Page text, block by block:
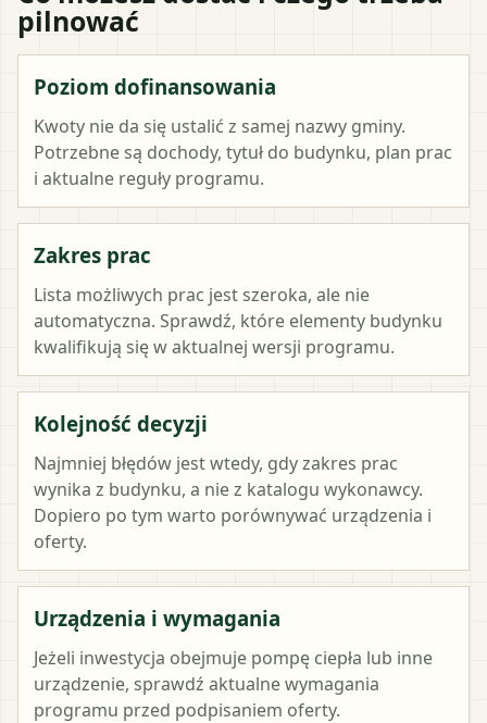
pilnować
Poziom dofinansowania
Kwoty nie da się ustalić z samej nazwy gminy.
Potrzebne są dochody, tytuł do budynku, plan prac
i aktualne reguły programu.
Zakres prac
Lista możliwych prac jest szeroka, ale nie
automatyczna. Sprawdź, które elementy budynku
kwalifikują się w aktualnej wersji programu.
Kolejność decyzji
Najmniej błędów jest wtedy, gdy zakres prac
wynika z budynku, a nie z katalogu wykonawcy.
Dopiero po tym warto porównywać urządzenia i
oferty.
Urządzenia i wymagania
Jeżeli inwestycja obejmuje pompę ciepła lub inne
urządzenie, sprawdź aktualne wymagania
programu przed podpisaniem oferty.